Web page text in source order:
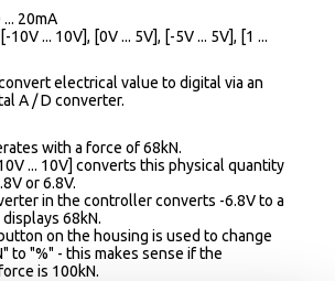
20mA
... 10V], [0V ... 5V], [-5V ... 5V], [1 ...
electrical value to digital via an
A / D converter.
with a force of 68kN.
... 10V] converts this physical quantity
or 6.8V.
in the controller converts -6.8V to a
68kN.
on the housing is used to change
to "%" - this makes sense if the
is 100kN.